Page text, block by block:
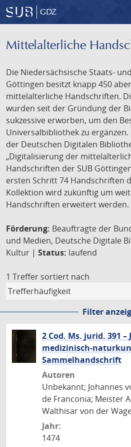
GDZ
Mittelalterliche
Die Niedersächsische Staats-
Göttingen besitzt knapp 450
mittelalterliche Handschriften.
wurden seit der Gründung der
sukzessive erworben, um den
Universalbibliothek zu ergänzen.
der Deutschen Digitalen
„Digitalisierung der
Handschriften der SUB
ersten Schritt 74 Handschriften
Kollektion wird zukünftig um
Handschriften erweitert werden.
Förderung: Beauftragte der
und Medien, Deutsche Digitale
Kultur | Status: laufend
1 Treffer sortiert nach
Filter
2 Cod. Ms. jurid. 391 –
medizinisch-
Sammelhandschrift
Autoren
Unbekannt; Johannes
de Franconia; Meister
Walthisar von der
Jahr:
1474